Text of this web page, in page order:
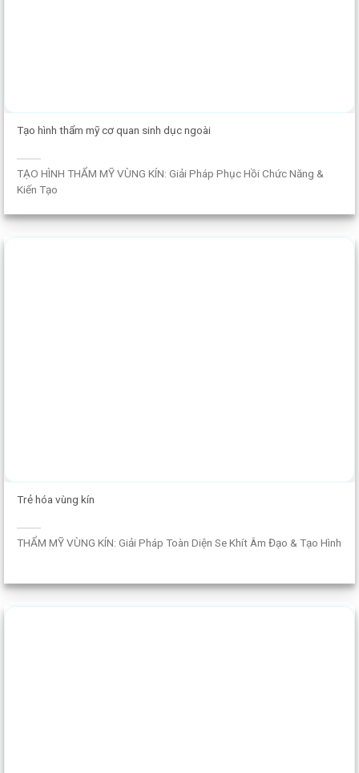
Tạo hình thẩm mỹ cơ quan sinh dục ngoài
TẠO HÌNH THẨM MỸ VÙNG KÍN: Giải Pháp Phục Hồi Chức Năng &
Kiến Tạo
Trẻ hóa vùng kín
THẨM MỸ VÙNG KÍN: Giải Pháp Toàn Diện Se Khít Âm Đạo & Tạo Hình